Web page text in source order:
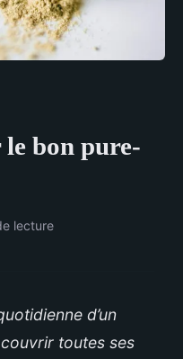
bon pure-
lecture
d’un
toutes ses